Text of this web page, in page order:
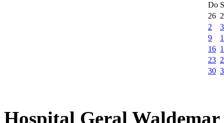
Do
26
2
3
9
16
23
30
Hospital Geral